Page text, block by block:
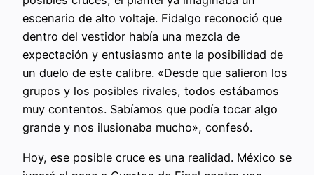
escenario de alto voltaje. Fidalgo reconoció que
dentro del vestidor había una mezcla de
expectación y entusiasmo ante la posibilidad de
un duelo de este calibre. «Desde que salieron los
grupos y los posibles rivales, todos estábamos
muy contentos. Sabíamos que podía tocar algo
grande y nos ilusionaba mucho», confesó.
Hoy, ese posible cruce es una realidad. México se